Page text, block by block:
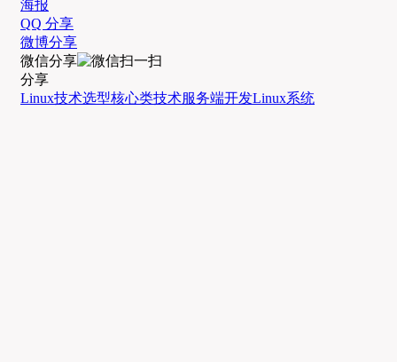
海报
QQ 分享
微博分享
微信分享
分享
Linux技术选型核心类技术服务端开发Linux系统